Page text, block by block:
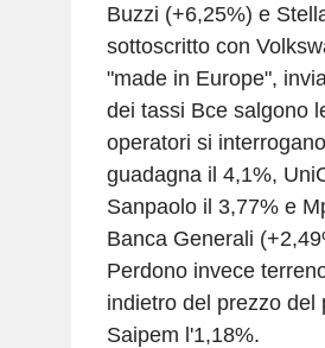
Buzzi (+6,25%) e
sottoscritto con
"made in Europe",
dei tassi Bce salgono
operatori si
guadagna il 4,1%,
Sanpaolo il 3,77% e
Banca Generali
Perdono invece
indietro del prezzo del
Saipem l'1,18%.